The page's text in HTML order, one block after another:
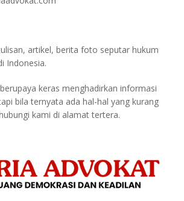
artikel, berita foto seputar hukum
Indonesia.
keras menghadirkan informasi
bila ternyata ada hal-hal yang kurang
kami di alamat tertera.